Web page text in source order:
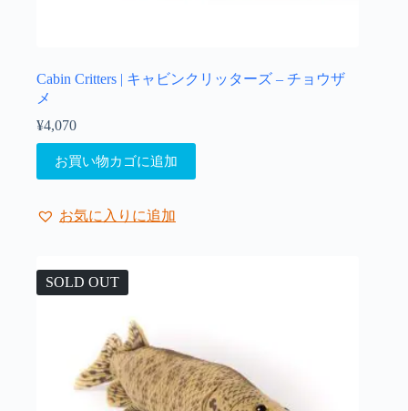
Cabin Critters | キャビンクリッターズ – チョウザ
メ
¥4,070
お買い物カゴに追加
お気に入りに追加
SOLD OUT